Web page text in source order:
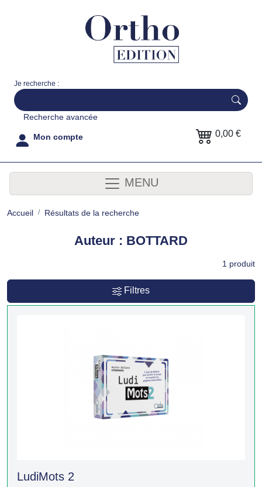
Je recherche :
Recherche avancée
Mon compte 0,00 €
MENU
Accueil Résultats de la recherche
Auteur : BOTTARD
1 produit
Filtres
LudiMots 2